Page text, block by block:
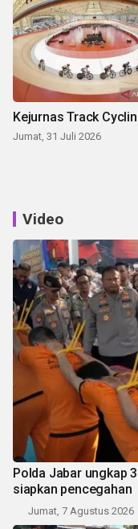
Kejurnas Track
Jumat, 31 Juli 2026
Video
Polda Jabar ungkap
siapkan pencegahan
Jumat, 7 Agustus 2026